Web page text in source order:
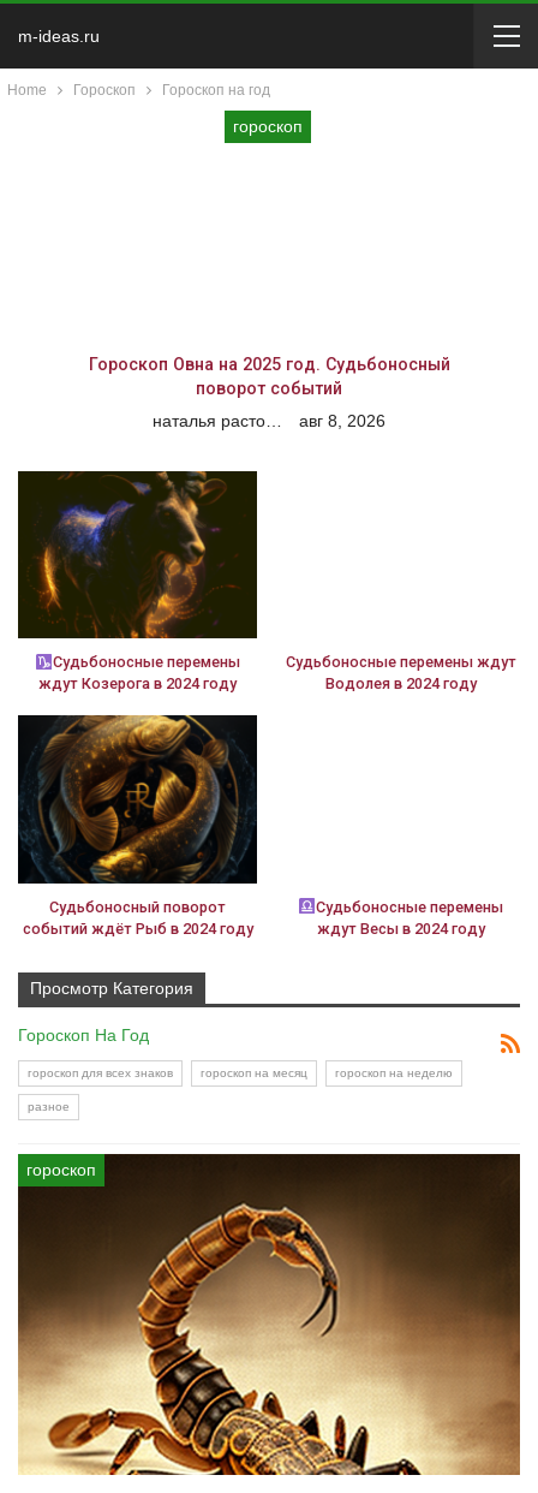
m-ideas.ru
Home Гороскоп Гороскоп на год
гороскоп
Гороскоп Овна на 2025 год. Судьбоносный
поворот событий
авг 8, 2026
Судьбоносные перемены
ждут Козерога в 2024 году
Судьбоносный поворот
событий ждёт Рыб в 2024 году
Судьбоносные перемены ждут
Водолея в 2024 году
Судьбоносные перемены
ждут Весы в 2024 году
Просмотр Категория
Гороскоп На Год
гороскоп для всех знаков гороскоп на месяц гороскоп на неделю
разное
гороскоп